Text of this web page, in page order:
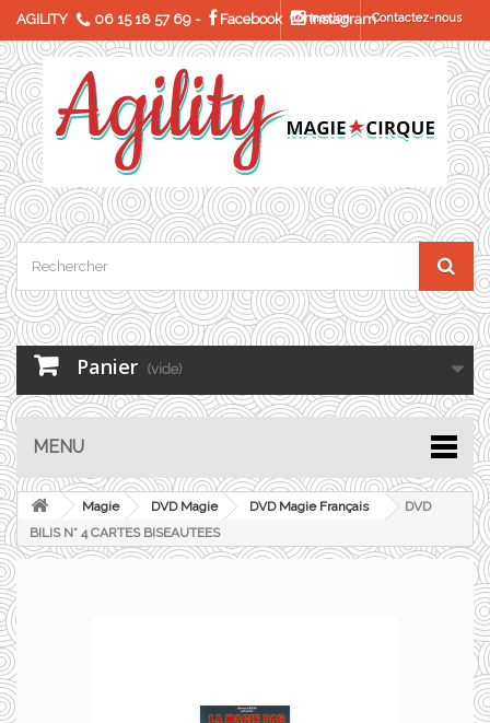
AGILITY 06 15 18 57 69 - Facebook InstagramContactez-nous
Connexion
Panier (vide)
MENU
Magie DVD Magie DVD Magie Français
DVD
BILIS N° 4 CARTES BISEAUTEES